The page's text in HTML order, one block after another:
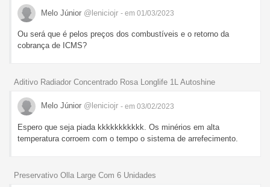
Melo Júnior @leniciojr - em 01/03/2023
Ou será que é pelos preços dos combustíveis e o retorno da
cobrança de ICMS?
Aditivo Radiador Concentrado Rosa Longlife 1L Autoshine
Melo Júnior @leniciojr - em 03/02/2023
Espero que seja piada kkkkkkkkkkk. Os minérios em alta
temperatura corroem com o tempo o sistema de arrefecimento.
Preservativo Olla Large Com 6 Unidades